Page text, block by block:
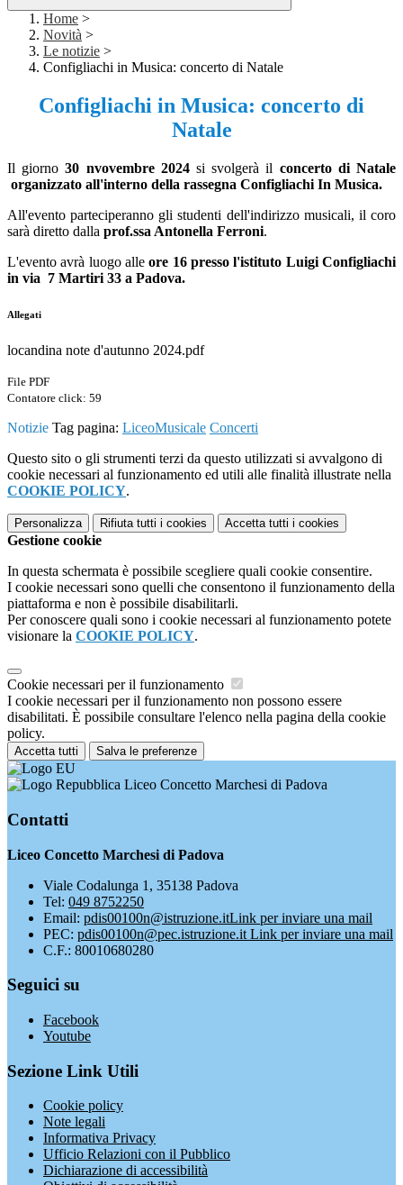
Home >
Novità >
Le notizie >
Configliachi in Musica: concerto di Natale
Configliachi in Musica: concerto di
Natale
Il giorno30 nvovembre 2024si svolgerà il concerto di Natale
organizzato all'interno della rassegna Configliachi In Musica.
All'evento parteciperanno gli studenti dell'indirizzo musicali, il coro
sarà diretto dalla prof.ssa Antonella Ferroni.
L'evento avrà luogo alle ore 16 presso l'istituto Luigi Configliachi
in via 7 Martiri 33 a Padova.
Allegati
locandina note d'autunno 2024.pdf
File PDF
Contatore click: 59
Notizie Tag pagina: LiceoMusicale Concerti
Questo sito o gli strumenti terzi da questo utilizzati si avvalgono di
cookie necessari al funzionamento ed utili alle finalità illustrate nella
COOKIE POLICY.
Personalizza Rifiuta tutti i cookies Accetta tutti i cookies
Gestione cookie
In questa schermata è possibile scegliere quali cookie consentire.
I cookie necessari sono quelli che consentono il funzionamento della
piattaforma e non è possibile disabilitarli.
Per conoscere quali sono i cookie necessari al funzionamento potete
visionare la COOKIE POLICY.
Cookie necessari per il funzionamento
I cookie necessari per il funzionamento non possono essere
disabilitati. È possibile consultare l'elenco nella pagina della cookie
policy.
Accetta tutti Salva le preferenze
Liceo Concetto Marchesi di Padova
Contatti
Liceo Concetto Marchesi di Padova
Viale Codalunga 1, 35138 Padova
Tel: 049 8752250
Email: pdis00100n@istruzione.itLink per inviare una mail
PEC: pdis00100n@pec.istruzione.it Link per inviare una mail
C.F.: 80010680280
Seguici su
Facebook
Youtube
Sezione Link Utili
Cookie policy
Note legali
Informativa Privacy
Ufficio Relazioni con il Pubblico
Dichiarazione di accessibilità